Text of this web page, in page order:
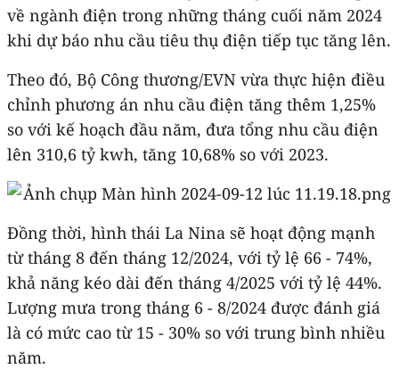
về ngành điện trong những tháng cuối năm 2024
khi dự báo nhu cầu tiêu thụ điện tiếp tục tăng lên.
Theo đó, Bộ Công thương/EVN vừa thực hiện điều
chỉnh phương án nhu cầu điện tăng thêm 1,25%
so với kế hoạch đầu năm, đưa tổng nhu cầu điện
lên 310,6 tỷ kwh, tăng 10,68% so với 2023.
Đồng thời, hình thái La Nina sẽ hoạt động mạnh
từ tháng 8 đến tháng 12/2024, với tỷ lệ 66 - 74%,
khả năng kéo dài đến tháng 4/2025 với tỷ lệ 44%.
Lượng mưa trong tháng 6 - 8/2024 được đánh giá
là có mức cao từ 15 - 30% so với trung bình nhiều
năm.